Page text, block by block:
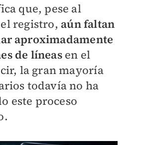
que, pese al
registro, aún faltan
aproximadamente
de líneasen el
la gran mayoría
todavía no ha
este proceso